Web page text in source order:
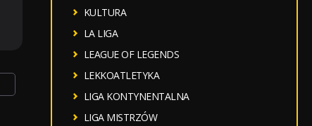
KULTURA
LA LIGA
LEAGUE OF LEGENDS
LEKKOATLETYKA
LIGA KONTYNENTALNA
LIGA MISTRZÓW